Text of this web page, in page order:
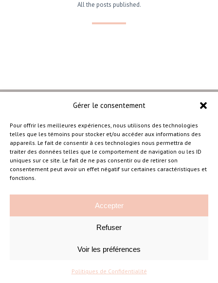
Gérer le consentement
Pour offrir les meilleures expériences, nous utilisons des technologies
telles que les témoins pour stocker et/ou accéder aux informations des
appareils. Le fait de consentir à ces technologies nous permettra de
traiter des données telles que le comportement de navigation ou les ID
uniques sur ce site. Le fait de ne pas consentir ou de retirer son
consentement peut avoir un effet négatif sur certaines caractéristiques et
fonctions.
Accepter
Refuser
Voir les préférences
Politiques de Confidentialité
All the posts published.
–
Amélie Cousineau Photographe
©Amelie Cousineau Photographe